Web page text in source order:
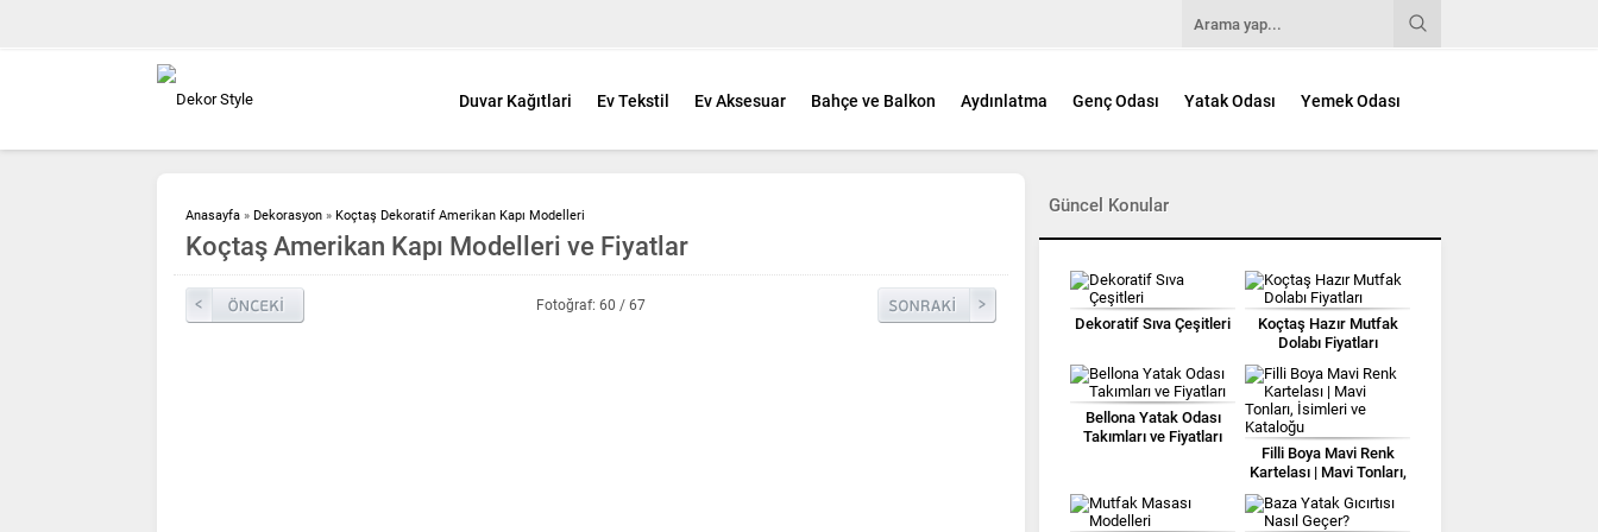
Duvar Kağıtlari Ev Tekstil Ev Aksesuar Bahçe ve Balkon Aydınlatma Genç Odası Yatak Odası Yemek Odası
Anasayfa » Dekorasyon » Koçtaş Dekoratif Amerikan Kapı Modelleri
Koçtaş Amerikan Kapı Modelleri ve Fiyatlar
Fotoğraf: 60 / 67
Güncel Konular
Dekoratif Sıva Çeşitleri
Koçtaş Hazır Mutfak
Dolabı Fiyatları
Bellona Yatak Odası
Takımları ve Fiyatları
Filli Boya Mavi Renk
Kartelası | Mavi Tonları,